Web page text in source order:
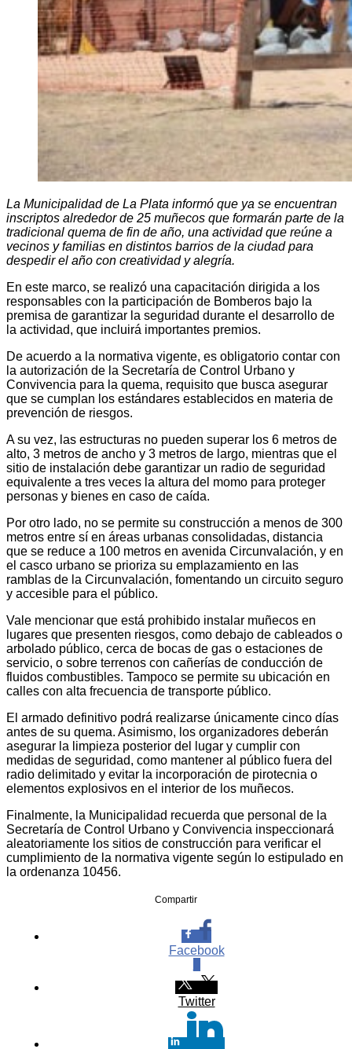
La Municipalidad de La Plata informó que ya se encuentran
inscriptos alrededor de 25 muñecos que formarán parte de la
tradicional quema de fin de año, una actividad que reúne a
vecinos y familias en distintos barrios de la ciudad para
despedir el año con creatividad y alegría.
En este marco, se realizó una capacitación dirigida a los
responsables con la participación de Bomberos bajo la
premisa de garantizar la seguridad durante el desarrollo de
la actividad, que incluirá importantes premios.
De acuerdo a la normativa vigente, es obligatorio contar con
la autorización de la Secretaría de Control Urbano y
Convivencia para la quema, requisito que busca asegurar
que se cumplan los estándares establecidos en materia de
prevención de riesgos.
A su vez, las estructuras no pueden superar los 6 metros de
alto, 3 metros de ancho y 3 metros de largo, mientras que el
sitio de instalación debe garantizar un radio de seguridad
equivalente a tres veces la altura del momo para proteger
personas y bienes en caso de caída.
Por otro lado, no se permite su construcción a menos de 300
metros entre sí en áreas urbanas consolidadas, distancia
que se reduce a 100 metros en avenida Circunvalación, y en
el casco urbano se prioriza su emplazamiento en las
ramblas de la Circunvalación, fomentando un circuito seguro
y accesible para el público.
Vale mencionar que está prohibido instalar muñecos en
lugares que presenten riesgos, como debajo de cableados o
arbolado público, cerca de bocas de gas o estaciones de
servicio, o sobre terrenos con cañerías de conducción de
fluidos combustibles. Tampoco se permite su ubicación en
calles con alta frecuencia de transporte público.
El armado definitivo podrá realizarse únicamente cinco días
antes de su quema. Asimismo, los organizadores deberán
asegurar la limpieza posterior del lugar y cumplir con
medidas de seguridad, como mantener al público fuera del
radio delimitado y evitar la incorporación de pirotecnia o
elementos explosivos en el interior de los muñecos.
Finalmente, la Municipalidad recuerda que personal de la
Secretaría de Control Urbano y Convivencia inspeccionará
aleatoriamente los sitios de construcción para verificar el
cumplimiento de la normativa vigente según lo estipulado en
la ordenanza 10456.
Compartir
Facebook
Twitter